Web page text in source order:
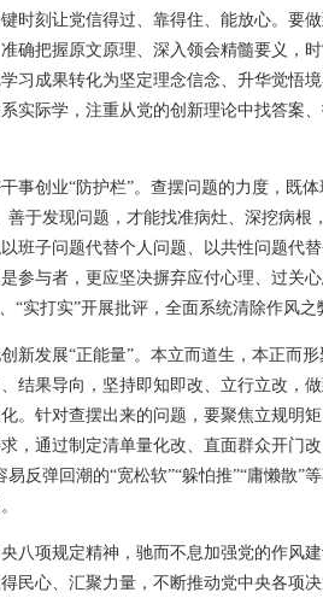
时刻让党信得过、靠得住、能放心。要
确把握原文原理、深入领会精髓要义，
习成果转化为坚定理念信念、升华觉悟
实际学，注重从党的创新理论中找答案
创业“防护栏”。查摆问题的力度，既体
善于发现问题，才能找准病灶、深挖病
班子问题代替个人问题、以共性问题代
参与者，更应坚决摒弃应付心理、过关
“实打实”开展批评，全面系统清除作风
发展“正能量”。本立而道生，本正而形
结果导向，坚持即知即改、立行立改，
。针对查摆出来的问题，要聚焦立规明
，通过制定清单量化改、直面群众开门
易反弹回潮的“宽松软”“躲怕推”“庸懒散
项规定精神，驰而不息加强党的作风建
民心、汇聚力量，不断推动党中央各项